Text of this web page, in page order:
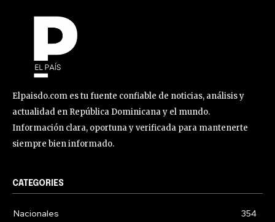
Elpaisdo.com es tu fuente confiable de noticias, análisis y
actualidad en República Dominicana y el mundo.
Información clara, oportuna y verificada para mantenerte
siempre bien informado.
CATEGORIES
Nacionales 354